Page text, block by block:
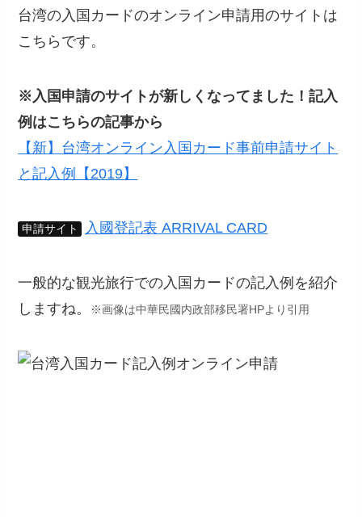
台湾の入国カードのオンライン申請用のサイトは
こちらです。
※入国申請のサイトが新しくなってました！記入
例はこちらの記事から
【新】台湾オンライン入国カード事前申請サイト
と記入例【2019】
申請サイト 入國登記表 ARRIVAL CARD
一般的な観光旅行での入国カードの記入例を紹介
しますね。
※画像は中華民國内政部移民署HPより引用